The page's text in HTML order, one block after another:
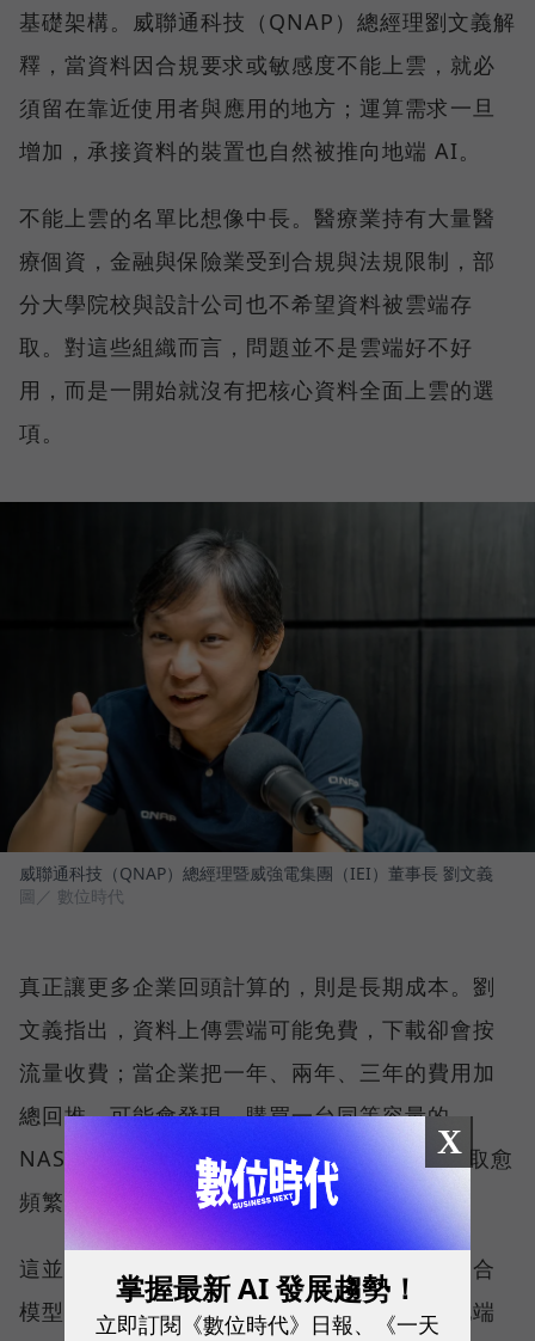
基礎架構。威聯通科技（QNAP）總經理劉文義解
釋，當資料因合規要求或敏感度不能上雲，就必
須留在靠近使用者與應用的地方；運算需求一旦
增加，承接資料的裝置也自然被推向地端 AI。
不能上雲的名單比想像中長。醫療業持有大量醫
療個資，金融與保險業受到合規與法規限制，部
分大學院校與設計公司也不希望資料被雲端存
取。對這些組織而言，問題並不是雲端好不好
用，而是一開始就沒有把核心資料全面上雲的選
項。
威聯通科技（QNAP）總經理暨威強電集團（IEI）董事長 劉文義
圖／ 數位時代
真正讓更多企業回頭計算的，則是長期成本。劉
文義指出，資料上傳雲端可能免費，下載卻會按
流量收費；當企業把一年、兩年、三年的費用加
總回推，可能會發現，購買一台同等容量的
NAS，還能使用 7-10 年。資料規模愈大、存取愈
頻繁，總持有成本的差距就愈值得評估。
這並不代表雲端與地端只能二選一。雲端仍適合
模型訓練、程式開發與波動大的工作負載；地端
X
掌握最新 AI 發展趨勢！
立即訂閱《數位時代》日報、《一天